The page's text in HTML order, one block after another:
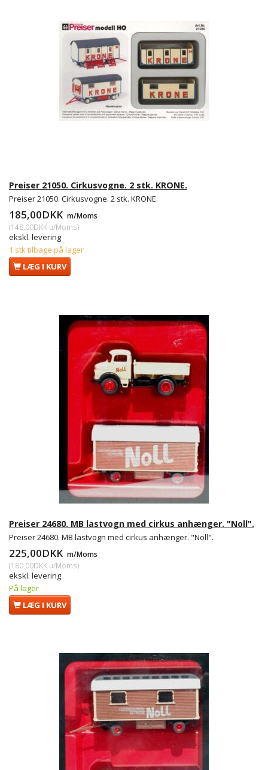
Preiser 21050. Cirkusvogne. 2 stk. KRONE.
Preiser 21050. Cirkusvogne. 2 stk. KRONE.
185,00DKK m/Moms
(148,00DKK u/Moms)
ekskl. levering
1 stk tilbage på lager
LÆG I KURV
Preiser 24680. MB lastvogn med cirkus anhænger. "Noll".
Preiser 24680. MB lastvogn med cirkus anhænger. "Noll".
225,00DKK m/Moms
(180,00DKK u/Moms)
ekskl. levering
På lager
LÆG I KURV